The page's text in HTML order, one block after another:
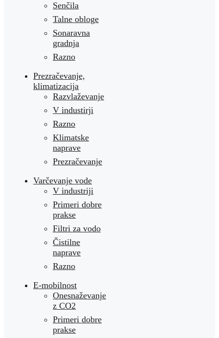
Senčila
Talne obloge
Sonaravna
gradnja
Razno
Prezračevanje,
klimatizacija
Razvlaževanje
V industirji
Razno
Klimatske
naprave
Prezračevanje
Varčevanje vode
V industriji
Primeri dobre
prakse
Filtri za vodo
Čistilne
naprave
Razno
E-mobilnost
Onesnaževanje
z CO2
Primeri dobre
prakse